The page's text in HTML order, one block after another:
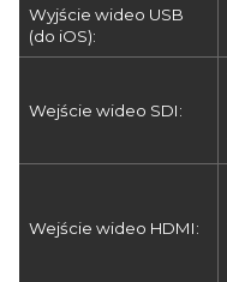
Wyjście wideo USB
(do iOS):
Wejście wideo SDI:
Wejście wideo HDMI: